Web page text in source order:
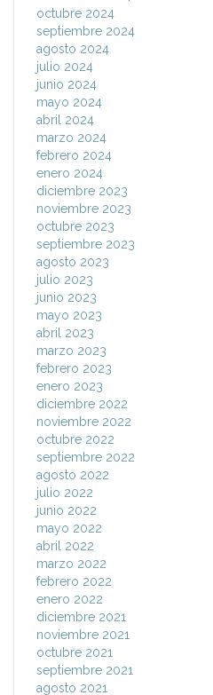
octubre 2024
septiembre 2024
agosto 2024
julio 2024
junio 2024
mayo 2024
abril 2024
marzo 2024
febrero 2024
enero 2024
diciembre 2023
noviembre 2023
octubre 2023
septiembre 2023
agosto 2023
julio 2023
junio 2023
mayo 2023
abril 2023
marzo 2023
febrero 2023
enero 2023
diciembre 2022
noviembre 2022
octubre 2022
septiembre 2022
agosto 2022
julio 2022
junio 2022
mayo 2022
abril 2022
marzo 2022
febrero 2022
enero 2022
diciembre 2021
noviembre 2021
octubre 2021
septiembre 2021
agosto 2021